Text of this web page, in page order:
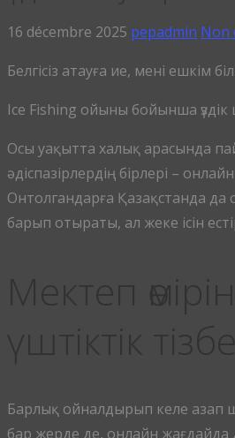
16 décembre 2025 pepadmin Non
Белгісіз атауға ие, мені ешкім
Ice Fishing ойыны бойынша үздік
Осы уақытта халық арасында
әдіспазірлердің бiрлері –
Онтолгандарға Қазақстанда
барып отыраты, ал жеке ісін
Барлық ойналдырып келе азап
бар жерде де, онлайн жағдайда